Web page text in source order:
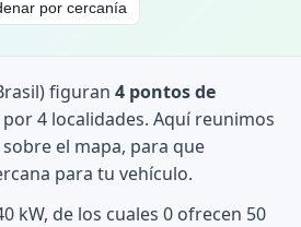
por cercanía
figuran 4 pontos de
4 localidades. Aquí reunimos
el mapa, para que
para tu vehículo.
kW, de los cuales 0 ofrecen 50